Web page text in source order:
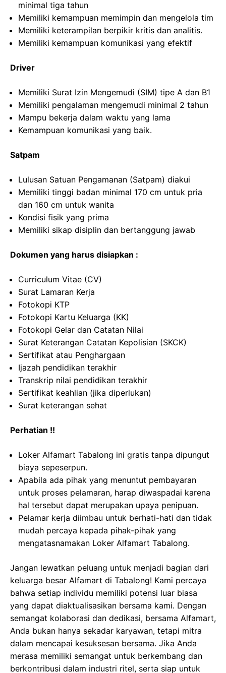
minimal tiga tahun
Memiliki kemampuan memimpin dan mengelola tim
Memiliki keterampilan berpikir kritis dan analitis.
Memiliki kemampuan komunikasi yang efektif
Driver
Memiliki Surat Izin Mengemudi (SIM) tipe A dan B1
Memiliki pengalaman mengemudi minimal 2 tahun
Mampu bekerja dalam waktu yang lama
Kemampuan komunikasi yang baik.
Satpam
Lulusan Satuan Pengamanan (Satpam) diakui
Memiliki tinggi badan minimal 170 cm untuk pria
dan 160 cm untuk wanita
Kondisi fisik yang prima
Memiliki sikap disiplin dan bertanggung jawab
Dokumen yang harus disiapkan :
Curriculum Vitae (CV)
Surat Lamaran Kerja
Fotokopi KTP
Fotokopi Kartu Keluarga (KK)
Fotokopi Gelar dan Catatan Nilai
Surat Keterangan Catatan Kepolisian (SKCK)
Sertifikat atau Penghargaan
Ijazah pendidikan terakhir
Transkrip nilai pendidikan terakhir
Sertifikat keahlian (jika diperlukan)
Surat keterangan sehat
Perhatian !!
Loker Alfamart Tabalong ini gratis tanpa dipungut
biaya sepeserpun.
Apabila ada pihak yang menuntut pembayaran
untuk proses pelamaran, harap diwaspadai karena
hal tersebut dapat merupakan upaya penipuan.
Pelamar kerja diimbau untuk berhati-hati dan tidak
mudah percaya kepada pihak-pihak yang
mengatasnamakan Loker Alfamart Tabalong.
Jangan lewatkan peluang untuk menjadi bagian dari
keluarga besar Alfamart di Tabalong! Kami percaya
bahwa setiap individu memiliki potensi luar biasa
yang dapat diaktualisasikan bersama kami. Dengan
semangat kolaborasi dan dedikasi, bersama Alfamart,
Anda bukan hanya sekadar karyawan, tetapi mitra
dalam mencapai kesuksesan bersama. Jika Anda
merasa memiliki semangat untuk berkembang dan
berkontribusi dalam industri ritel, serta siap untuk